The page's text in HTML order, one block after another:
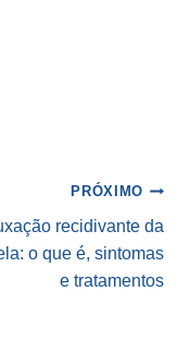
PRÓXIMO
recidivante da
o que é, sintomas
e tratamentos